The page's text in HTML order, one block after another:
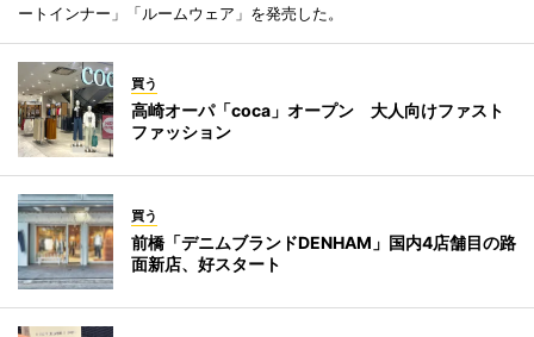
ートインナー」「ルームウェア」を発売した。
買う
高崎オーパ「coca」オープン 大人向けファスト
ファッション
買う
前橋「デニムブランドDENHAM」国内4店舗目の路
面新店、好スタート